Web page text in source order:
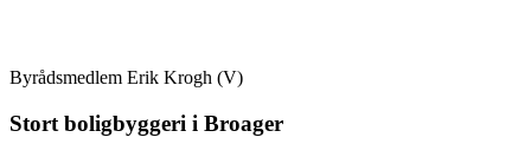
Byrådsmedlem Erik Krogh (V)
Stort bolig­byggeri i Broager